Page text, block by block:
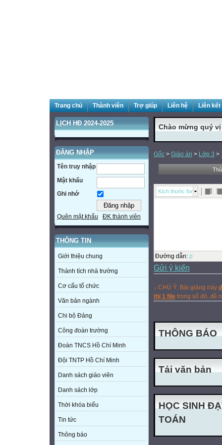
Trang chủ Thành viên Trợ giúp Liên hệ Liên
LỊCH HĐ 2024-2025
ĐĂNG NHẬP
Tên truy nhập
Mật khẩu
Ghi nhớ
Quên mật khẩu ĐK thành viên
THÔNG TIN
Giới thiệu chung
Thành tích nhà trường
Cơ cấu tổ chức
Văn bản ngành
Chi bộ Đảng
Công đoàn trường
Đoàn TNCS Hồ Chí Minh
Đội TNTP Hồ Chí Minh
Danh sách giáo viên
Danh sách lớp
Thời khóa biểu
Tin tức
Thông báo
Chào mừng quý
Gốc > Giáo án > Lớp 3 >
Kích thước font
Đường dẫn: p
Gửi ý kiến
↓ CHÚ Ý: Bài giảng này
thị 1 file trong số đó, đề
THÔNG BÁO
Tải văn bản
HỌC SINH
TOÁN